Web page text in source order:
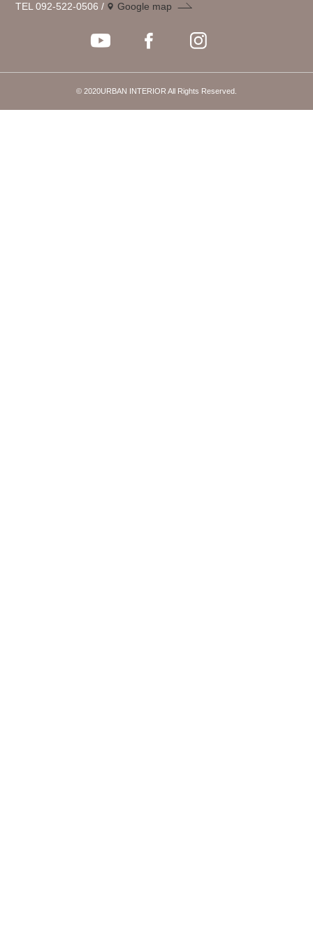
TEL 092-522-0506
Google map
© 2020URBAN INTERIOR All Rights Reserved.